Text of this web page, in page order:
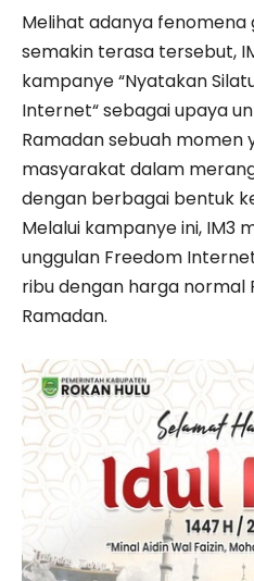
Melihat adanya
semakin terasa tersebut,
kampanye “Nyatakan
Internet“ sebagai upaya
Ramadan sebuah momen
masyarakat dalam
dengan berbagai bentuk
Melalui kampanye ini, IM3
unggulan Freedom
ribu dengan harga normal
Ramadan.